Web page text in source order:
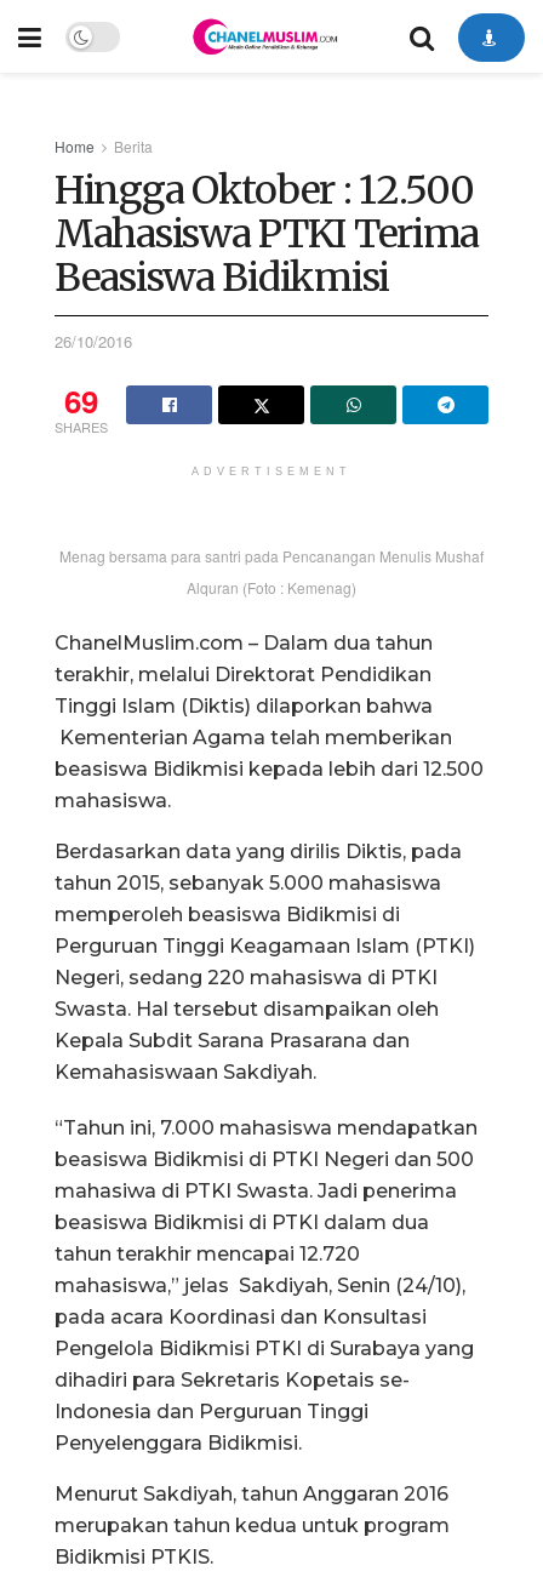
Home Berita
Hingga Oktober : 12.500
Mahasiswa PTKI Terima
Beasiswa Bidikmisi
26/10/2016
69
SHARES
ADVERTISEMENT
Menag bersama para santri pada Pencanangan Menulis Mushaf
Alquran (Foto : Kemenag)
ChanelMuslim.com – Dalam dua tahun
terakhir, melalui Direktorat Pendidikan
Tinggi Islam (Diktis) dilaporkan bahwa
Kementerian Agama telah memberikan
beasiswa Bidikmisi kepada lebih dari 12.500
mahasiswa.
Berdasarkan data yang dirilis Diktis, pada
tahun 2015, sebanyak 5.000 mahasiswa
memperoleh beasiswa Bidikmisi di
Perguruan Tinggi Keagamaan Islam (PTKI)
Negeri, sedang 220 mahasiswa di PTKI
Swasta. Hal tersebut disampaikan oleh
Kepala Subdit Sarana Prasarana dan
Kemahasiswaan Sakdiyah.
“Tahun ini, 7.000 mahasiswa mendapatkan
beasiswa Bidikmisi di PTKI Negeri dan 500
mahasiwa di PTKI Swasta. Jadi penerima
beasiswa Bidikmisi di PTKI dalam dua
tahun terakhir mencapai 12.720
mahasiswa,” jelas Sakdiyah, Senin (24/10),
pada acara Koordinasi dan Konsultasi
Pengelola Bidikmisi PTKI di Surabaya yang
dihadiri para Sekretaris Kopetais se-
Indonesia dan Perguruan Tinggi
Penyelenggara Bidikmisi.
Menurut Sakdiyah, tahun Anggaran 2016
merupakan tahun kedua untuk program
Bidikmisi PTKIS.